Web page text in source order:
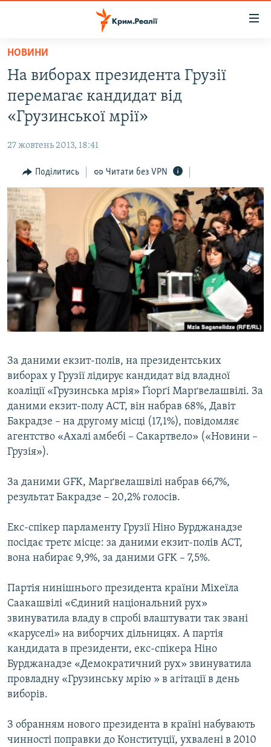
Перейти
основного
матеріалу
Перейти
до
основної
Перейти
до
пошуку
ВОДА.КРИМ
ВІДЕО ТА ФОТО
БЛОГИ
ПОГЛЯД
ІНТЕРВ'Ю
ВСЕ ЗА ДЕНЬ
СПЕЦПРОЕКТИ
ДЕПОРТАЦІЯ
ВІДЕОУРОКИ «ELIFBE»
СВІДЧЕННЯ ОКУПАЦІЇ
УКРАЇНСЬКА ПРОБЛЕМА КРИМУ
ЯК ОБІЙТИ БЛОКУВАННЯ
Русский
Qırımtatar
Усі сайти RFE/RL
НОВИНИ
На виборах президента Грузії
перемагає кандидат від
«Грузинської мрії»
27 жовтень 2013, 18:41
Поділитись Читати без VPN
За даними екзит-полів, на президентських
виборах у Грузії лідирує кандидат від владної
коаліції «Грузинська мрія» Ґіорґі Марґвелашвілі. За
даними екзит-полу ACT, він набрав 68%, Давіт
Бакрадзе – на другому місці (17,1%), повідомляє
агентство «Ахалі амбебі – Сакартвело» («Новини –
Грузія»).
За даними GFK, Марґвелашвілі набрав 66,7%,
результат Бакрадзе – 20,2% голосів.
Екс-спікер парламенту Грузії Ніно Бурджанадзе
посідає третє місце: за даними екзит-полів ACT,
вона набирає 9,9%, за даними GFK – 7,5%.
Партія нинішнього президента країни Міхеїла
Саакашвілі «Єдиний національний рух»
звинуватила владу в спробі влаштувати так звані
«каруселі» на виборчих дільницях. А партія
кандидата в президенти, екс-спікера Ніно
Бурджанадзе «Демократичний рух» звинуватила
провладну «Грузинську мрію » в агітації в день
виборів.
З обранням нового президента в країні набувають
чинності поправки до Конституції, ухвалені в 2010